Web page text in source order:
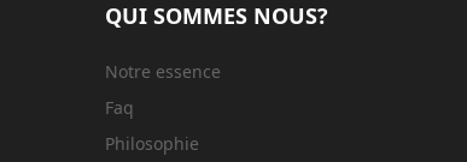
QUI SOMMES NOUS?
Notre essence
Faq
Philosophie